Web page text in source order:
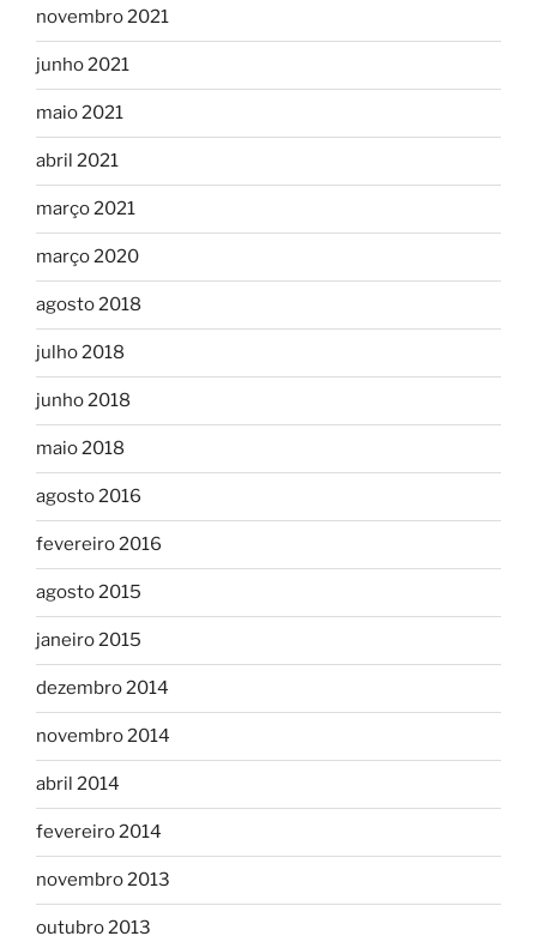
novembro 2021
junho 2021
maio 2021
abril 2021
março 2021
março 2020
agosto 2018
julho 2018
junho 2018
maio 2018
agosto 2016
fevereiro 2016
agosto 2015
janeiro 2015
dezembro 2014
novembro 2014
abril 2014
fevereiro 2014
novembro 2013
outubro 2013